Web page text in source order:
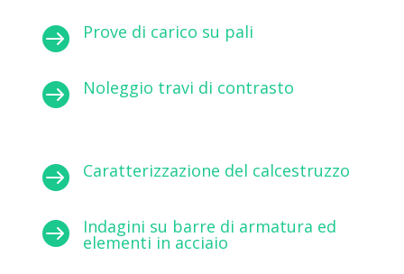
 Prove di carico su pali
 Noleggio travi di contrasto
 Caratterizzazione del calcestruzzo
 Indagini su barre di armatura ed
elementi in acciaio